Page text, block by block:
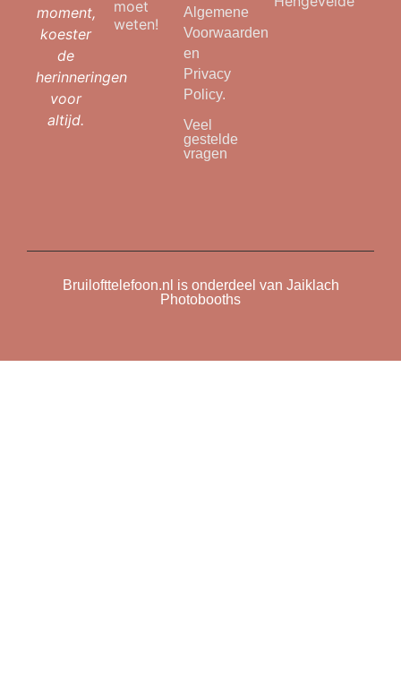
moment,
koester
de
herinneringen
voor
altijd.
moet
weten!
Algemene
Voorwaarden
en
Privacy
Policy.
Veel
gestelde
vragen
Bruilofttelefoon.nl is onderdeel van Jaiklach
Photobooths